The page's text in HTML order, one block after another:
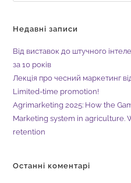
Недавні записи
Від виставок до штучного
за 10 років
Лекція про чесний маркетинг
Limited-time promotion!
Agrimarketing 2025: How the
Marketing system in agriculture.
retention
Останні коментарі